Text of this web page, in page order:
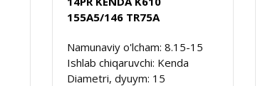
155A5/146 TR75A
Namunaviy o'lcham: 8.15-15
Ishlab chiqaruvchi: Kenda
Diametri, dyuym: 15